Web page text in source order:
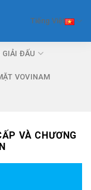
Tiếng Việt
GIẢI ĐẤU
VOVINAM
VÀ CHƯƠNG